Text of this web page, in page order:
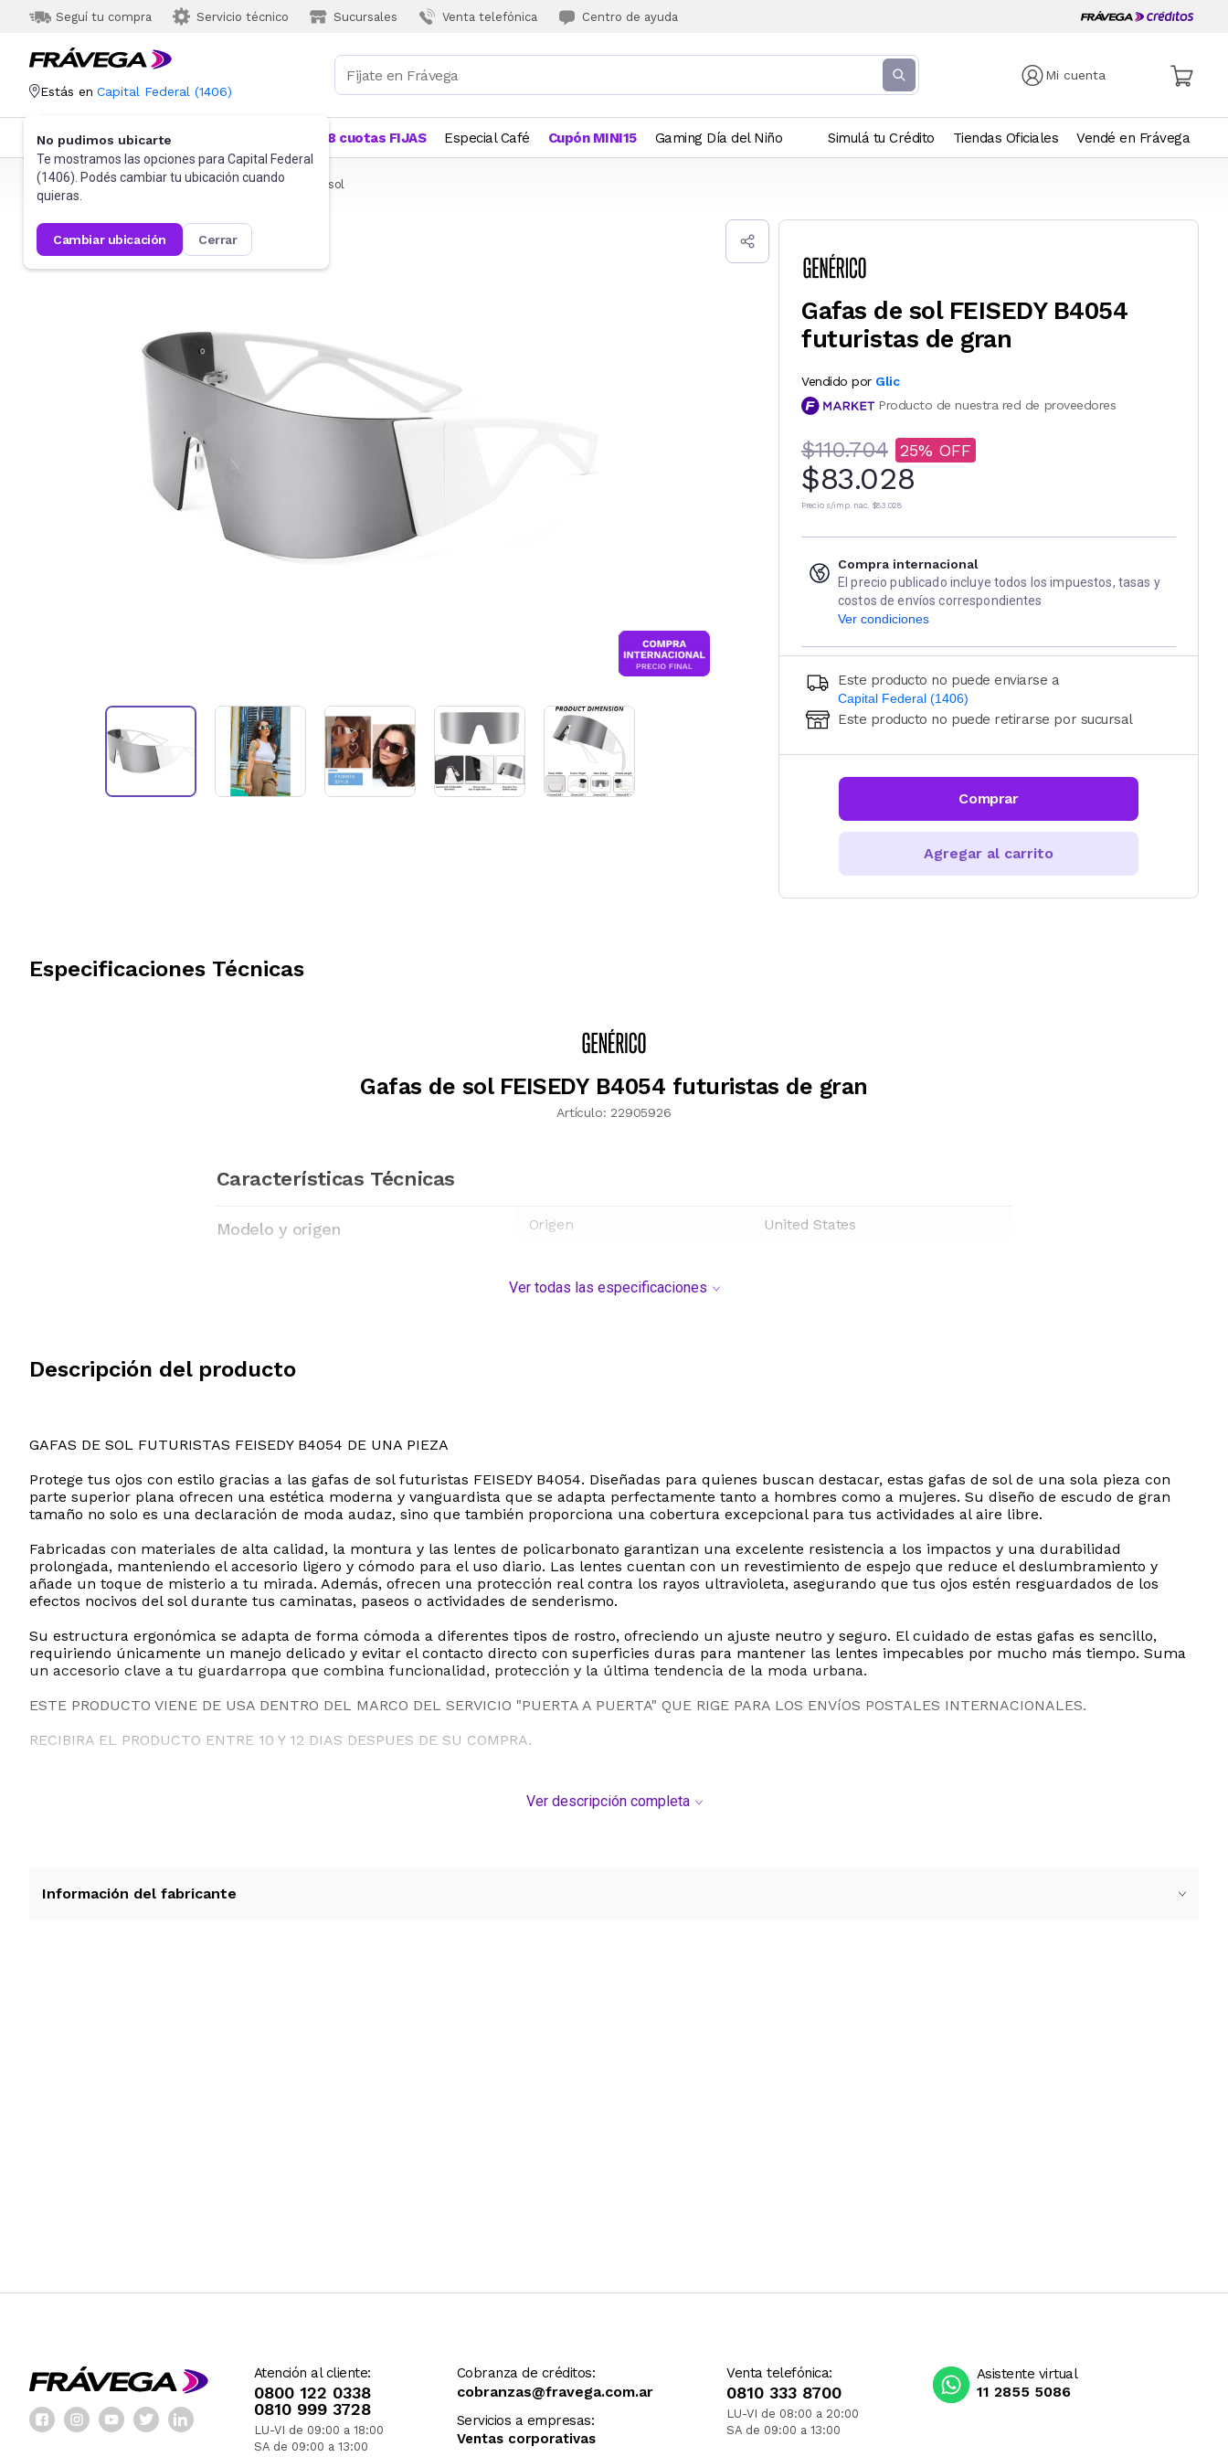
Seguí tu compra Servicio técnico Sucursales Venta telefónica Centro de ayuda
Mi cuenta
Estás en Capital Federal (1406)
No pudimos ubicarte
Te mostramos las opciones para Capital Federal
(1406). Podés cambiar tu ubicación cuando
quieras.
cambiar ubicación cerrar
Categorías Más Vendidos 18 cuotas FIJAS Especial Café Cupón MINI15 Gaming Día del Niño Simulá tu Crédito Tiendas Oficiales Vendé en Frávega
Frávega Indumentaria Accesorios Anteojos de sol
Gafas de sol FEISEDY B4054
futuristas de gran
Vendido por Glic
Producto de nuestra red de proveedores
$110.704 25
$83.028
Precio s/imp. nac. $83.028
Compra internacional
El precio publicado incluye todos los impuestos, tasas y
costos de envíos correspondientes
Ver condiciones
Este producto no puede enviarse a
Capital Federal (1406)
Ingresá código postal (sólo números)
CALCULAR
Este producto no puede retirarse por sucursal
Comprar
Agregar al carrito
Especificaciones Técnicas
Gafas de sol FEISEDY B4054 futuristas de gran
Artículo: 22905926
Características Técnicas
Modelo y origen Origen United States
Ver todas las especificaciones
Descripción del producto
GAFAS DE SOL FUTURISTAS FEISEDY B4054 DE UNA PIEZA
Protege tus ojos con estilo gracias a las gafas de sol futuristas FEISEDY B4054. Diseñadas para quienes buscan destacar, estas gafas de sol de una sola pieza con
parte superior plana ofrecen una estética moderna y vanguardista que se adapta perfectamente tanto a hombres como a mujeres. Su diseño de escudo de gran
tamaño no solo es una declaración de moda audaz, sino que también proporciona una cobertura excepcional para tus actividades al aire libre.
Fabricadas con materiales de alta calidad, la montura y las lentes de policarbonato garantizan una excelente resistencia a los impactos y una durabilidad
prolongada, manteniendo el accesorio ligero y cómodo para el uso diario. Las lentes cuentan con un revestimiento de espejo que reduce el deslumbramiento y
añade un toque de misterio a tu mirada. Además, ofrecen una protección real contra los rayos ultravioleta, asegurando que tus ojos estén resguardados de los
efectos nocivos del sol durante tus caminatas, paseos o actividades de senderismo.
Su estructura ergonómica se adapta de forma cómoda a diferentes tipos de rostro, ofreciendo un ajuste neutro y seguro. El cuidado de estas gafas es sencillo,
requiriendo únicamente un manejo delicado y evitar el contacto directo con superficies duras para mantener las lentes impecables por mucho más tiempo. Suma
un accesorio clave a tu guardarropa que combina funcionalidad, protección y la última tendencia de la moda urbana.
ESTE PRODUCTO VIENE DE USA DENTRO DEL MARCO DEL SERVICIO "PUERTA A PUERTA" QUE RIGE PARA LOS ENVíOS POSTALES INTERNACIONALES.
RECIBIRA EL PRODUCTO ENTRE 10 Y 12 DIAS DESPUES DE SU COMPRA.
Ver descripción completa
Información del fabricante
Atención al cliente:
0800 122 0338
0810 999 3728
LU-VI de 09:00 a 18:00
SA de 09:00 a 13:00
Cobranza de créditos:
cobranzas@fravega.com.ar
Servicios a empresas:
Ventas corporativas
Venta telefónica:
0810 333 8700
LU-VI de 08:00 a 20:00
SA de 09:00 a 13:00
Asistente virtual
11 2855 5086